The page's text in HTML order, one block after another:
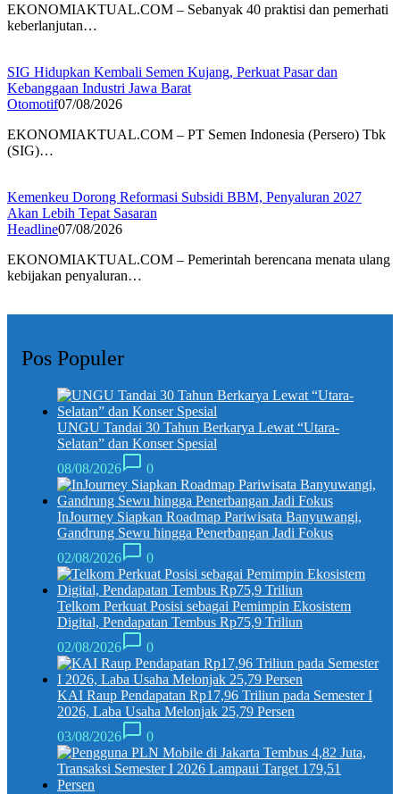
EKONOMIAKTUAL.COM – Sebanyak 40 praktisi dan pemerhati
keberlanjutan…
SIG Hidupkan Kembali Semen Kujang, Perkuat Pasar dan
Kebanggaan Industri Jawa Barat
Otomotif07/08/2026
EKONOMIAKTUAL.COM – PT Semen Indonesia (Persero) Tbk
(SIG)…
Kemenkeu Dorong Reformasi Subsidi BBM, Penyaluran 2027
Akan Lebih Tepat Sasaran
Headline07/08/2026
EKONOMIAKTUAL.COM – Pemerintah berencana menata ulang
kebijakan penyaluran…
Pos Populer
UNGU Tandai 30 Tahun Berkarya Lewat “Utara-
Selatan” dan Konser Spesial
08/08/2026
0
InJourney Siapkan Roadmap Pariwisata Banyuwangi,
Gandrung Sewu hingga Penerbangan Jadi Fokus
02/08/2026
0
Telkom Perkuat Posisi sebagai Pemimpin Ekosistem
Digital, Pendapatan Tembus Rp75,9 Triliun
02/08/2026
0
KAI Raup Pendapatan Rp17,96 Triliun pada Semester I
2026, Laba Usaha Melonjak 25,79 Persen
03/08/2026
0